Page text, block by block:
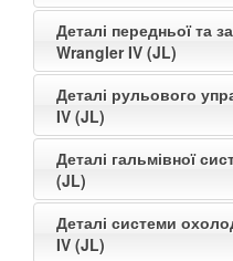
Деталі передньої та
Wrangler IV (JL)
Деталі рульового
IV (JL)
Деталі гальмівної
(JL)
Деталі системи
IV (JL)